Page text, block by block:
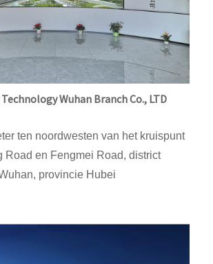
Wuhan Branch Co., LTD
ten noordwesten van het kruispunt
Road en Fengmei Road, district
provincie Hubei